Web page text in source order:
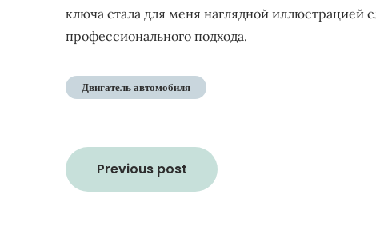
ключа стала для меня наглядной иллюстрацией
профессионального подхода.
Двигатель автомобиля
Навигация
по
Previous post